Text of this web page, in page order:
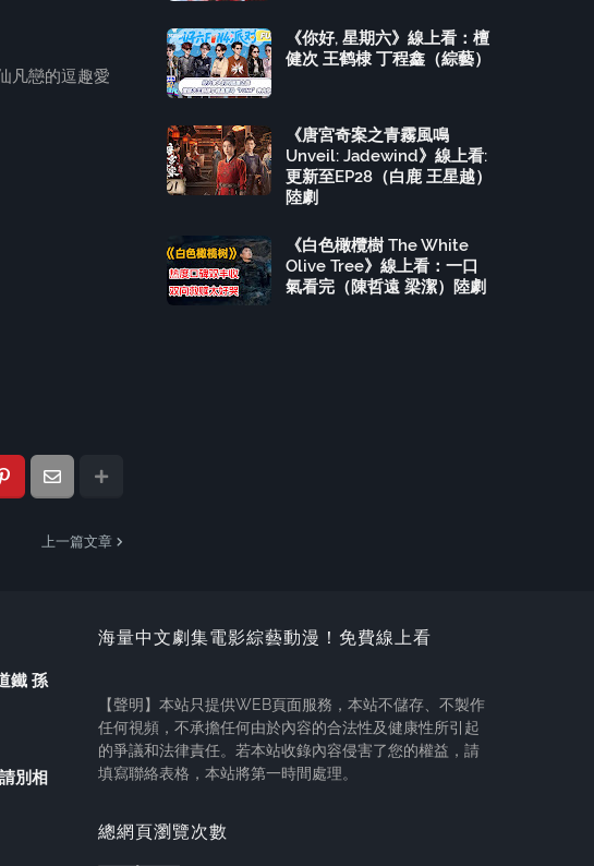
凡戀的逗趣愛
上一篇文章
《你好, 星期六》線上看：檀
健次 王鹤棣 丁程鑫（綜藝）
《唐宮奇案之青霧風鳴
Unveil: Jadewind》線上看:
更新至EP28（白鹿 王星越）
陸劇
《白色橄欖樹 The White
Olive Tree》線上看：一口
氣看完（陳哲遠 梁潔）陸劇
鐵 孫
別相
海量中文劇集電影綜藝動漫！免費線上看
【聲明】本站只提供WEB頁面服務，本站不儲存、不製作
任何視頻，不承擔任何由於內容的合法性及健康性所引起
的爭議和法律責任。若本站收錄內容侵害了您的權益，請
填寫聯絡表格，本站將第一時間處理。
總網頁瀏覽次數